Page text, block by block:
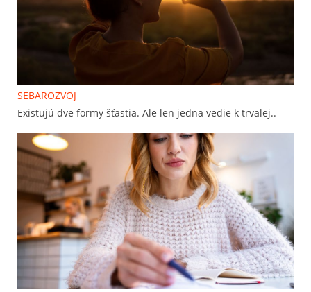
SEBAROZVOJ
Existujú dve formy šťastia. Ale len jedna vedie k trvalej..